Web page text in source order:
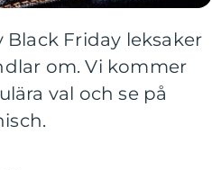
Friday leksaker
om. Vi kommer
val och se på